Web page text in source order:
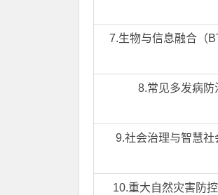
7.生物与信息融合（
8.常见多发病防
9.社会治理与智慧社
10.重大自然灾害防